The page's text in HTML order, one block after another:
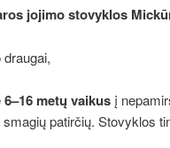
jojimo stovyklos
6–16 metų vaikusį
smagių patirčių. Stovyklos